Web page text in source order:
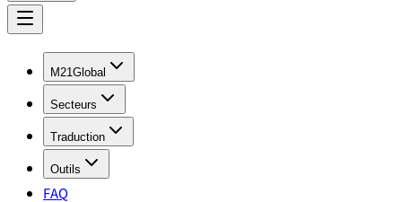
M21Global
Secteurs
Traduction
Outils
FAQ